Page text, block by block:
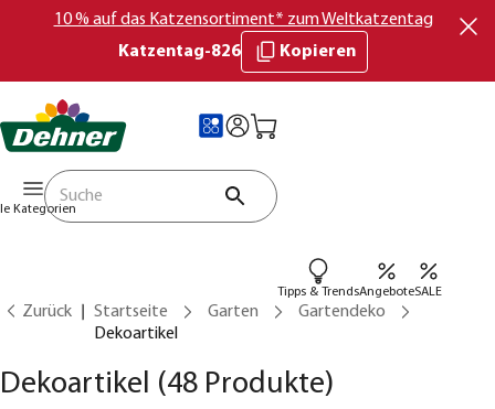
10 % auf das Katzensortiment* zum Weltkatzentag
Katzentag-826
Kopieren
Kategorien
Tipps & TrendsAngeboteSALE
Zurück Startseite Garten
Gartendeko
Dekoartikel
Dekoartikel (48 Produkte)